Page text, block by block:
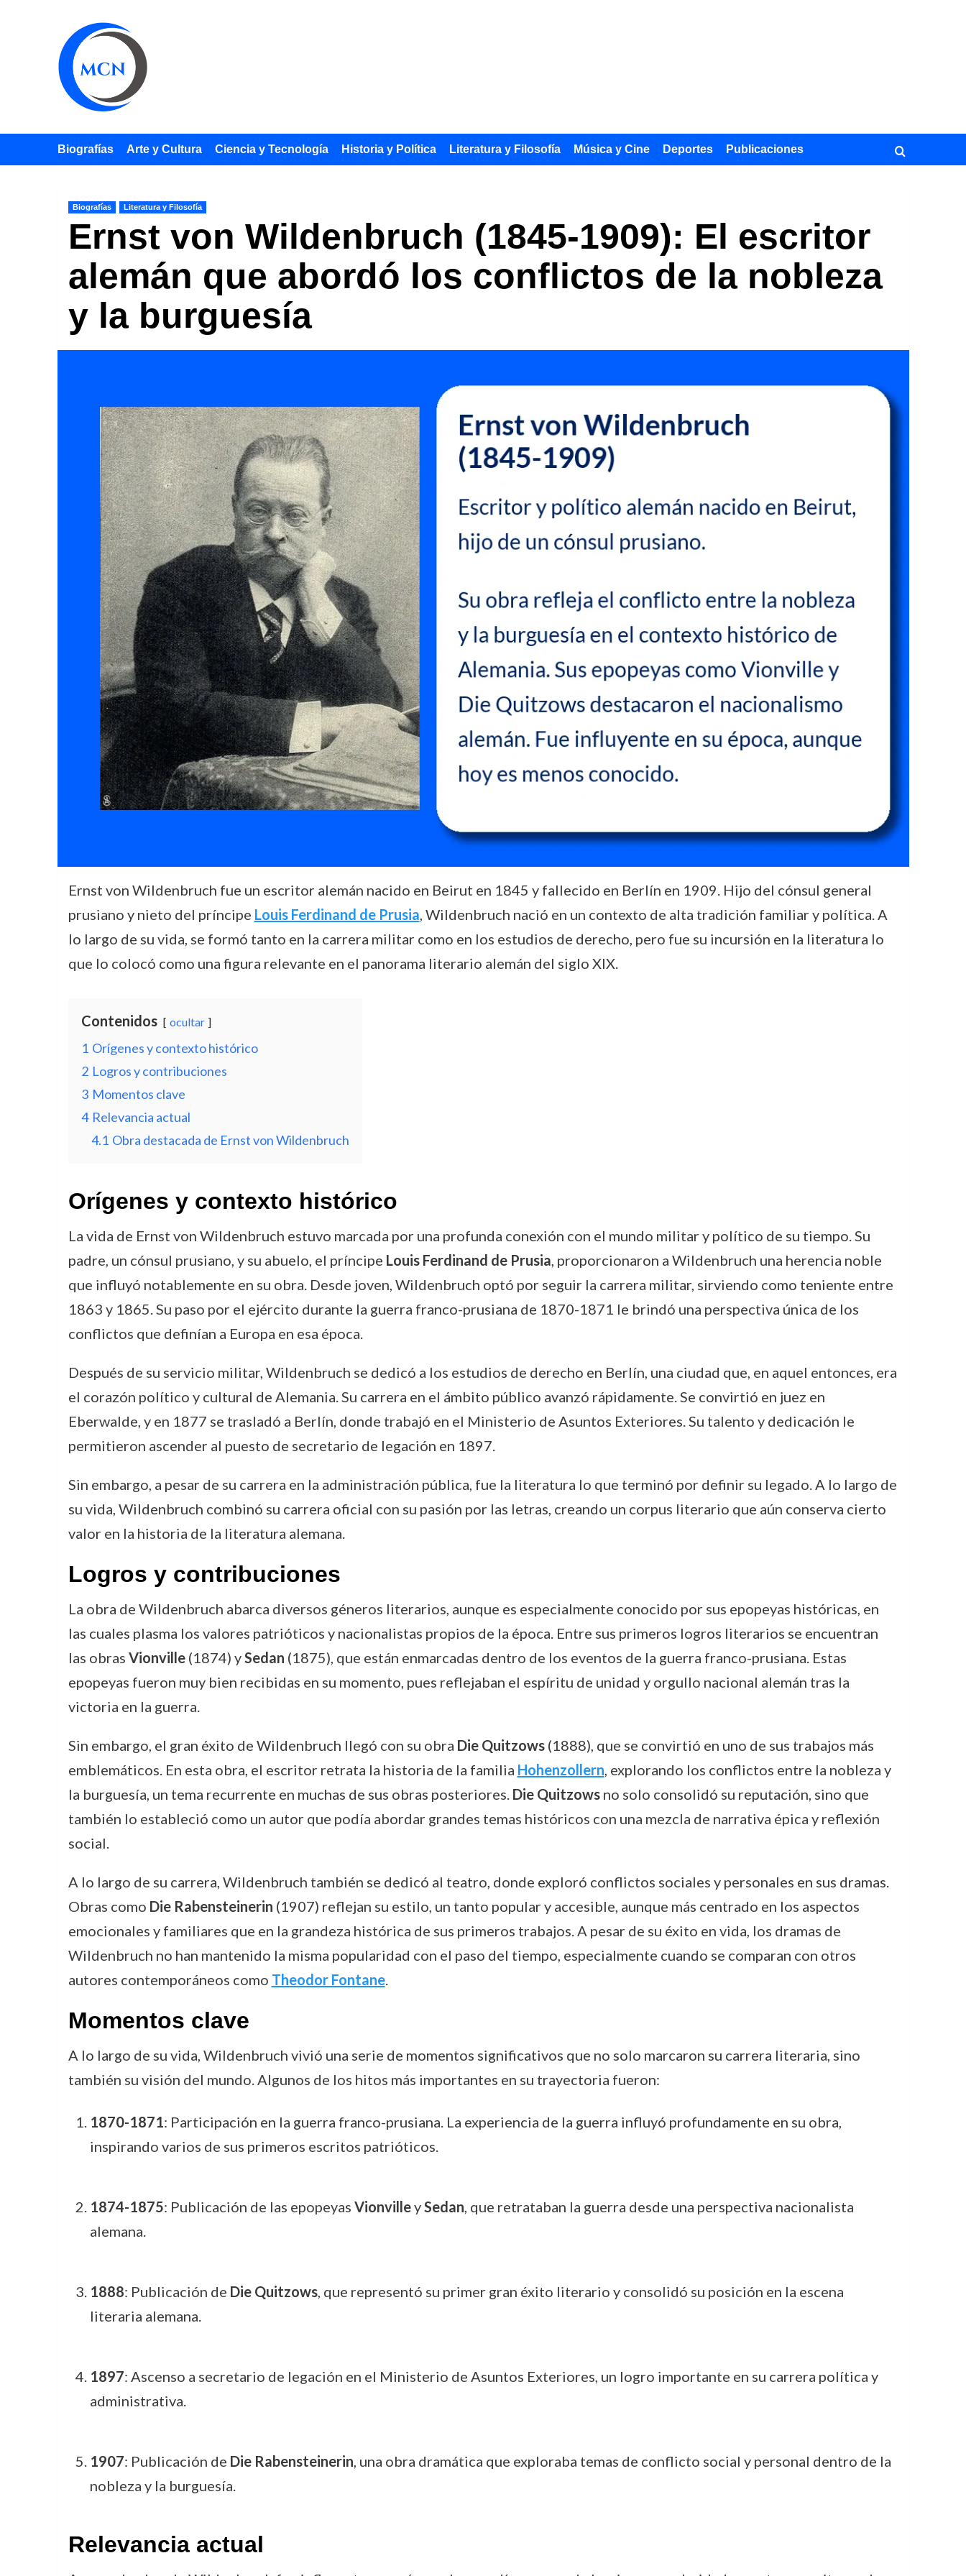
Biografías Arte y Cultura Ciencia y Tecnología Historia y Política Literatura y Filosofía Música y Cine Deportes Publicaciones
Biografías Literatura y Filosofía
Ernst von Wildenbruch (1845-1909): El escritor
alemán que abordó los conflictos de la nobleza
y la burguesía
Ernst von Wildenbruch fue un escritor alemán nacido en Beirut en 1845 y fallecido en Berlín en 1909. Hijo del cónsul general
prusiano y nieto del príncipe Louis Ferdinand de Prusia, Wildenbruch nació en un contexto de alta tradición familiar y política. A
lo largo de su vida, se formó tanto en la carrera militar como en los estudios de derecho, pero fue su incursión en la literatura lo
que lo colocó como una figura relevante en el panorama literario alemán del siglo XIX.
Contenidos ocultar
1 Orígenes y contexto histórico
2 Logros y contribuciones
3 Momentos clave
4 Relevancia actual
4.1 Obra destacada de Ernst von Wildenbruch
Orígenes y contexto histórico
La vida de Ernst von Wildenbruch estuvo marcada por una profunda conexión con el mundo militar y político de su tiempo. Su
padre, un cónsul prusiano, y su abuelo, el príncipe Louis Ferdinand de Prusia, proporcionaron a Wildenbruch una herencia noble
que influyó notablemente en su obra. Desde joven, Wildenbruch optó por seguir la carrera militar, sirviendo como teniente entre
1863 y 1865. Su paso por el ejército durante la guerra franco-prusiana de 1870-1871 le brindó una perspectiva única de los
conflictos que definían a Europa en esa época.
Después de su servicio militar, Wildenbruch se dedicó a los estudios de derecho en Berlín, una ciudad que, en aquel entonces, era
el corazón político y cultural de Alemania. Su carrera en el ámbito público avanzó rápidamente. Se convirtió en juez en
Eberwalde, y en 1877 se trasladó a Berlín, donde trabajó en el Ministerio de Asuntos Exteriores. Su talento y dedicación le
permitieron ascender al puesto de secretario de legación en 1897.
Sin embargo, a pesar de su carrera en la administración pública, fue la literatura lo que terminó por definir su legado. A lo largo de
su vida, Wildenbruch combinó su carrera oficial con su pasión por las letras, creando un corpus literario que aún conserva cierto
valor en la historia de la literatura alemana.
Logros y contribuciones
La obra de Wildenbruch abarca diversos géneros literarios, aunque es especialmente conocido por sus epopeyas históricas, en
las cuales plasma los valores patrióticos y nacionalistas propios de la época. Entre sus primeros logros literarios se encuentran
las obras Vionville(1874) ySedan (1875), que están enmarcadas dentro de los eventos de la guerra franco-prusiana. Estas
epopeyas fueron muy bien recibidas en su momento, pues reflejaban el espíritu de unidad y orgullo nacional alemán tras la
victoria en la guerra.
Sin embargo, el gran éxito de Wildenbruch llegó con su obra Die Quitzows(1888), que se convirtió en uno de sus trabajos más
emblemáticos. En esta obra, el escritor retrata la historia de la familia Hohenzollern, explorando los conflictos entre la nobleza y
la burguesía, un tema recurrente en muchas de sus obras posteriores. Die Quitzowsno solo consolidó su reputación, sino que
también lo estableció como un autor que podía abordar grandes temas históricos con una mezcla de narrativa épica y reflexión
social.
A lo largo de su carrera, Wildenbruch también se dedicó al teatro, donde exploró conflictos sociales y personales en sus dramas.
Obras como Die Rabensteinerin (1907) reflejan su estilo, un tanto popular y accesible, aunque más centrado en los aspectos
emocionales y familiares que en la grandeza histórica de sus primeros trabajos. A pesar de su éxito en vida, los dramas de
Wildenbruch no han mantenido la misma popularidad con el paso del tiempo, especialmente cuando se comparan con otros
autores contemporáneos como Theodor Fontane.
Momentos clave
A lo largo de su vida, Wildenbruch vivió una serie de momentos significativos que no solo marcaron su carrera literaria, sino
también su visión del mundo. Algunos de los hitos más importantes en su trayectoria fueron:
1870-1871: Participación en la guerra franco-prusiana. La experiencia de la guerra influyó profundamente en su obra,
inspirando varios de sus primeros escritos patrióticos.
1874-1875: Publicación de las epopeyas VionvilleySedan, que retrataban la guerra desde una perspectiva nacionalista
alemana.
1888: Publicación de Die Quitzows, que representó su primer gran éxito literario y consolidó su posición en la escena
literaria alemana.
1897: Ascenso a secretario de legación en el Ministerio de Asuntos Exteriores, un logro importante en su carrera política y
administrativa.
1907: Publicación de Die Rabensteinerin, una obra dramática que exploraba temas de conflicto social y personal dentro de la
nobleza y la burguesía.
Relevancia actual